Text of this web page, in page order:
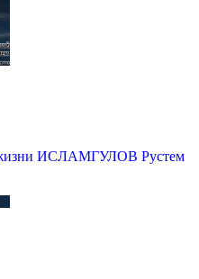
ИСЛАМГУЛОВ Рустем